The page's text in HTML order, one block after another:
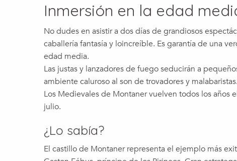
Inmersión en la edad
No dudes en asistir a dos días de grandiosos
caballería fantasía y loincreíble. Es garantía de una
edad media.
Las justas y lanzadores de fuego seducirán a
ambiente caluroso al son de trovadores y malabaristas.
Los Medievales de Montaner vuelven todos los años
julio.
¿Lo sabía?
El castillo de Montaner representa el ejemplo más